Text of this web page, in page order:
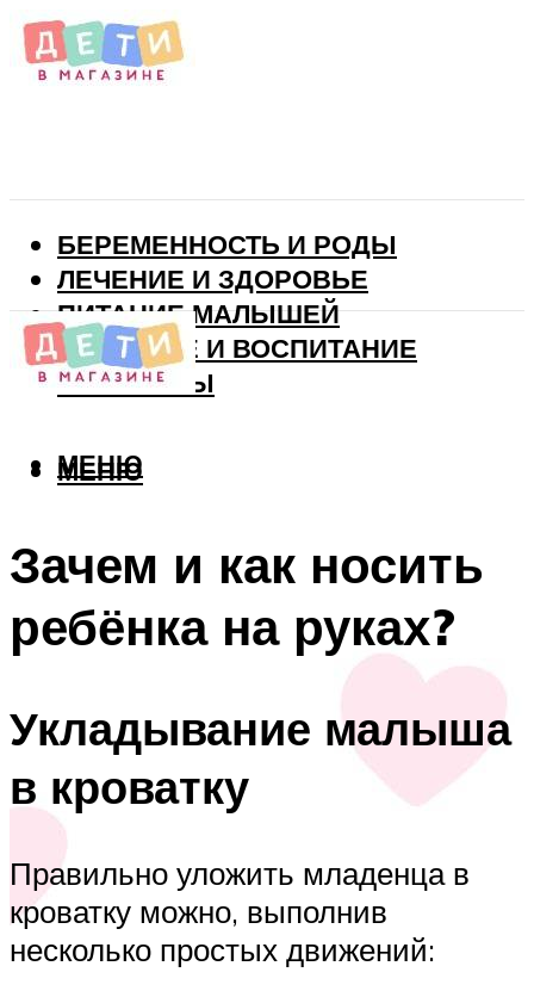
БЕРЕМЕННОСТЬ И РОДЫ
ЛЕЧЕНИЕ И ЗДОРОВЬЕ
ПИТАНИЕ МАЛЫШЕЙ
РАЗВИТИЕ И ВОСПИТАНИЕ
ВИТАМИНЫ
МЕНЮ
МЕНЮ
Зачем и как носить
ребёнка на руках?
Укладывание малыша
в кроватку
Правильно уложить младенца в
кроватку можно, выполнив
несколько простых движений: